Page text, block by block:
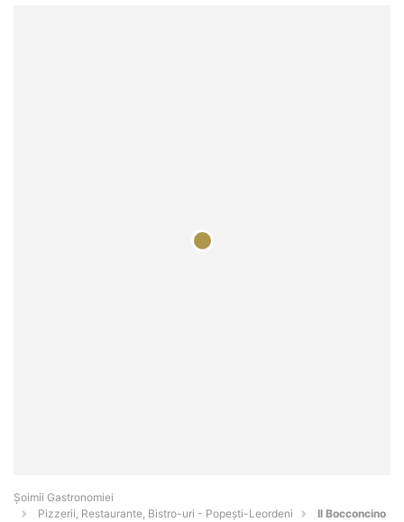
Șoimii Gastronomiei
Pizzerii, Restaurante, Bistro-uri - Popeşti-Leordeni
Il Bocconcino